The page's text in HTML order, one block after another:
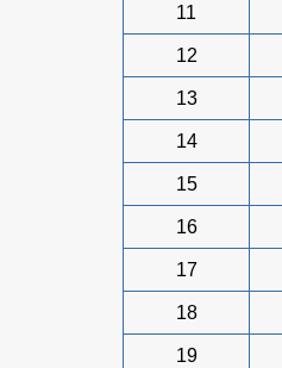
11
12
13
14
15
16
17
18
19